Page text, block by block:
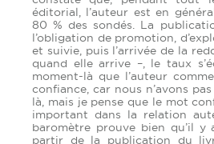
éditorial, l’auteur est en
80 % des sondés. La
l’obligation de promotion,
et suivie, puis l’arrivée de la
quand elle arrive –, le taux
moment-là que l’auteur
confiance, car nous n’avons
là, mais je pense que le mot
important dans la relation
baromètre prouve bien qu’il y
partir de la publication du